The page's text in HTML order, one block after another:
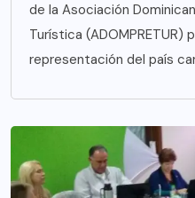
de la Asociación
Turística (ADOMPRETUR)
representación del país